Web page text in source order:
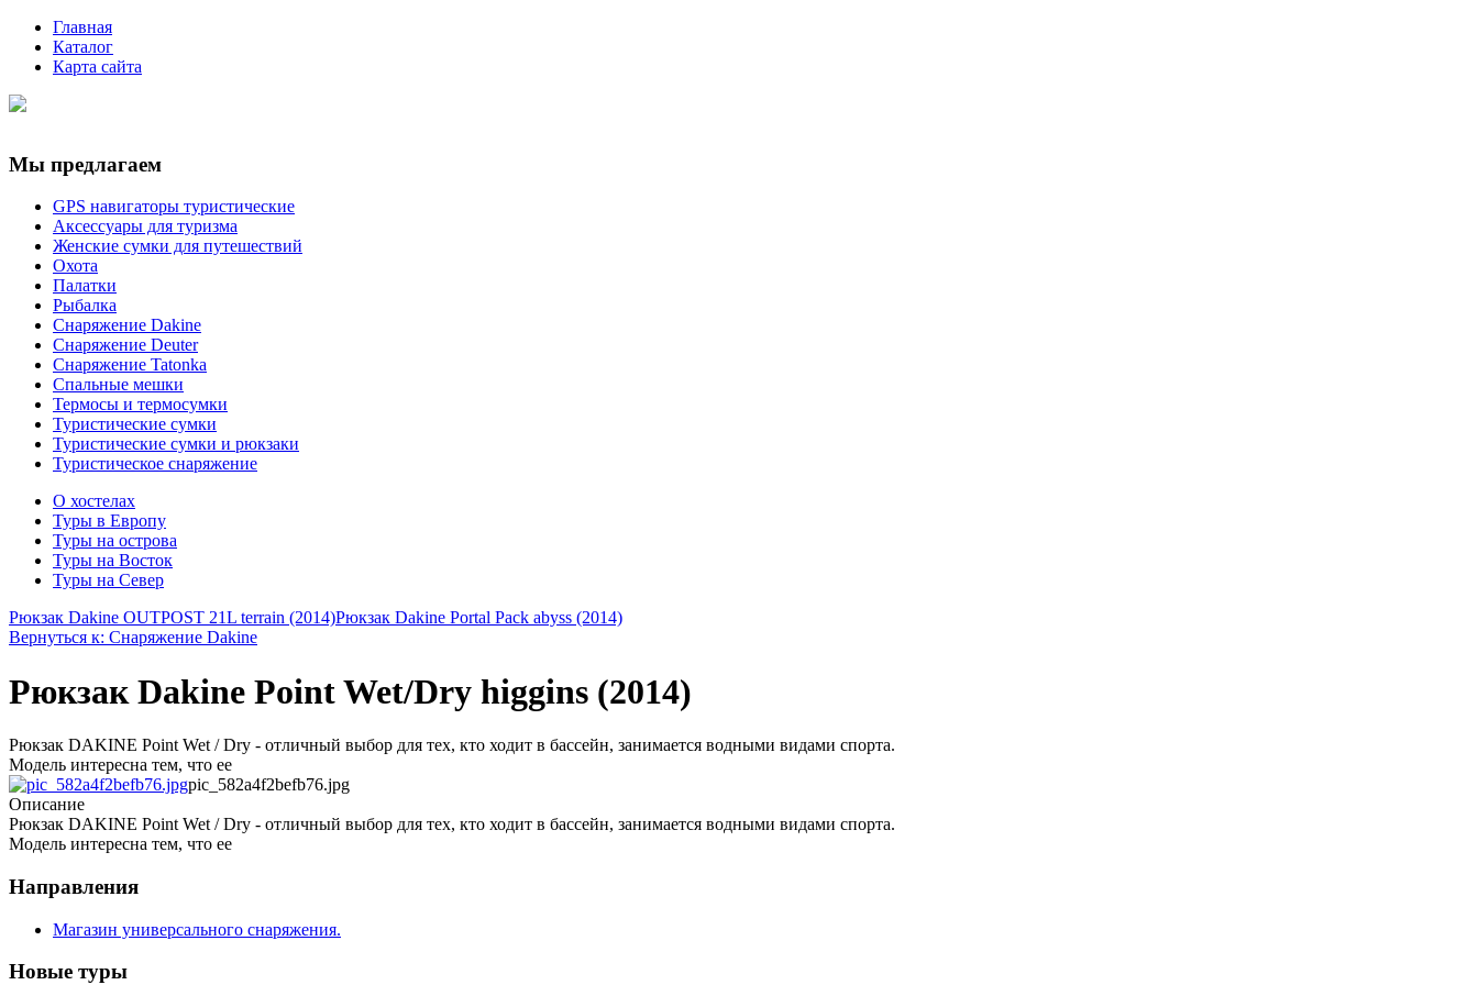
Главная
Каталог
Карта сайта
Мы предлагаем
GPS навигаторы туристические
Аксессуары для туризма
Женские сумки для путешествий
Охота
Палатки
Рыбалка
Снаряжение Dakine
Снаряжение Deuter
Снаряжение Tatonka
Спальные мешки
Термосы и термосумки
Туристические сумки
Туристические сумки и рюкзаки
Туристическое снаряжение
О хостелах
Туры в Европу
Туры на острова
Туры на Восток
Туры на Север
Рюкзак Dakine OUTPOST 21L terrain (2014)Рюкзак Dakine Portal Pack abyss (2014)
Вернуться к: Снаряжение Dakine
Рюкзак Dakine Point Wet/Dry higgins (2014)
Рюкзак DAKINE Point Wet / Dry - отличный выбор для тех, кто ходит в бассейн, занимается водными видами спорта.
Модель интересна тем, что ее
pic_582a4f2befb76.jpg
Описание
Рюкзак DAKINE Point Wet / Dry - отличный выбор для тех, кто ходит в бассейн, занимается водными видами спорта.
Модель интересна тем, что ее
Направления
Магазин универсального снаряжения.
Новые туры